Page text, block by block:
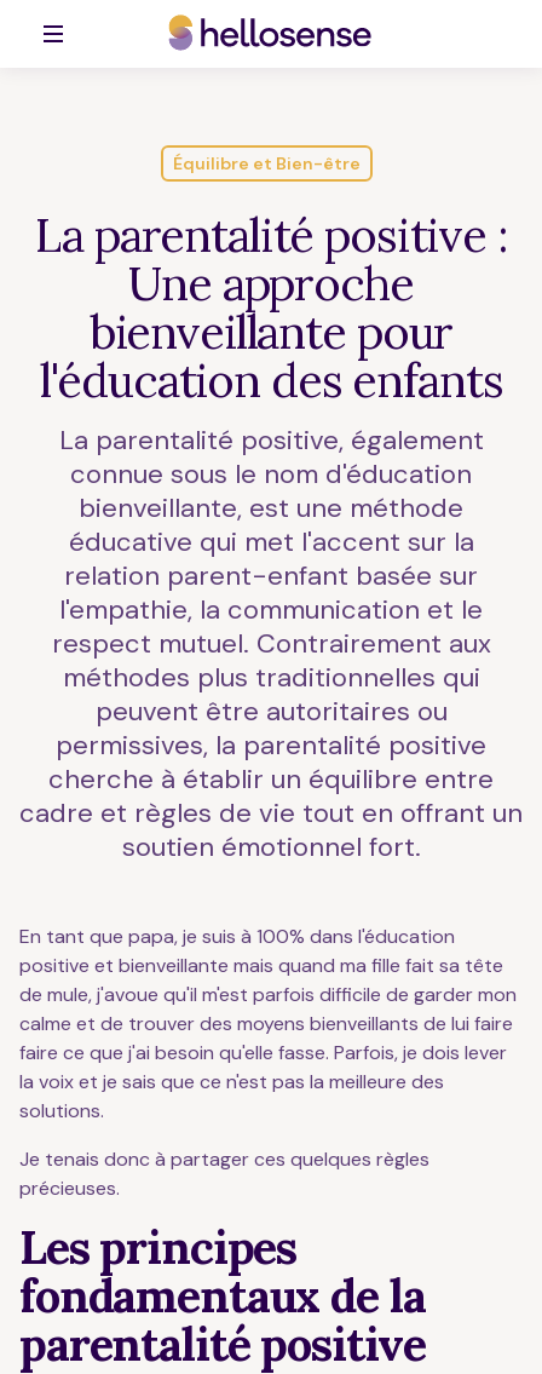
Équilibre et Bien-être
La parentalité positive :
Une approche
bienveillante pour
l'éducation des enfants
La parentalité positive, également
connue sous le nom d'éducation
bienveillante, est une méthode
éducative qui met l'accent sur la
relation parent-enfant basée sur
l'empathie, la communication et le
respect mutuel. Contrairement aux
méthodes plus traditionnelles qui
peuvent être autoritaires ou
permissives, la parentalité positive
cherche à établir un équilibre entre
cadre et règles de vie tout en offrant un
soutien émotionnel fort.
En tant que papa, je suis à 100% dans l'éducation
positive et bienveillante mais quand ma fille fait sa tête
de mule, j'avoue qu'il m'est parfois difficile de garder mon
calme et de trouver des moyens bienveillants de lui faire
faire ce que j'ai besoin qu'elle fasse. Parfois, je dois lever
la voix et je sais que ce n'est pas la meilleure des
solutions.
Je tenais donc à partager ces quelques règles
précieuses.
Les principes
fondamentaux de la
parentalité positive